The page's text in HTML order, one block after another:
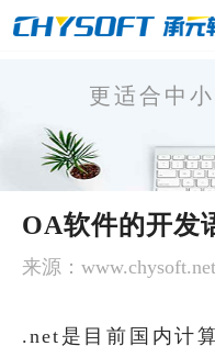
更适合中
OA软件的开发
来源：www.chysoft.net
.net是目前国内计